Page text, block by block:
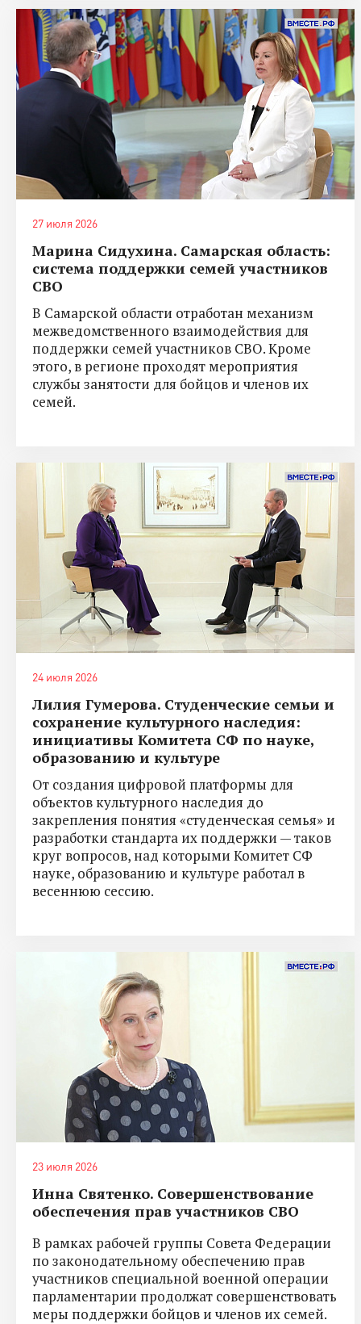
27 июля 2026
Марина Сидухина. Самарская область:
система поддержки семей участников
СВО
В Самарской области отработан механизм
межведомственного взаимодействия для
поддержки семей участников СВО. Кроме
этого, в регионе проходят мероприятия
службы занятости для бойцов и членов их
семей.
24 июля 2026
Лилия Гумерова. Студенческие семьи и
сохранение культурного наследия:
инициативы Комитета СФ по науке,
образованию и культуре
От создания цифровой платформы для
объектов культурного наследия до
закрепления понятия «студенческая семья» и
разработки стандарта их поддержки — таков
круг вопросов, над которыми Комитет СФ
науке, образованию и культуре работал в
весеннюю сессию.
23 июля 2026
Инна Святенко. Совершенствование
обеспечения прав участников СВО
В рамках рабочей группы Совета Федерации
по законодательному обеспечению прав
участников специальной военной операции
парламентарии продолжат совершенствовать
меры поддержки бойцов и членов их семей.